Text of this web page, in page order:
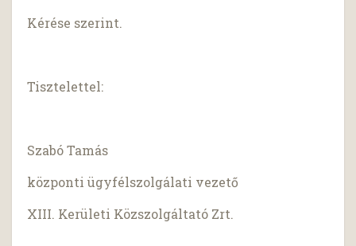
Kérése szerint.
Tisztelettel:
Szabó Tamás
központi ügyfélszolgálati vezető
XIII. Kerületi Közszolgáltató Zrt.